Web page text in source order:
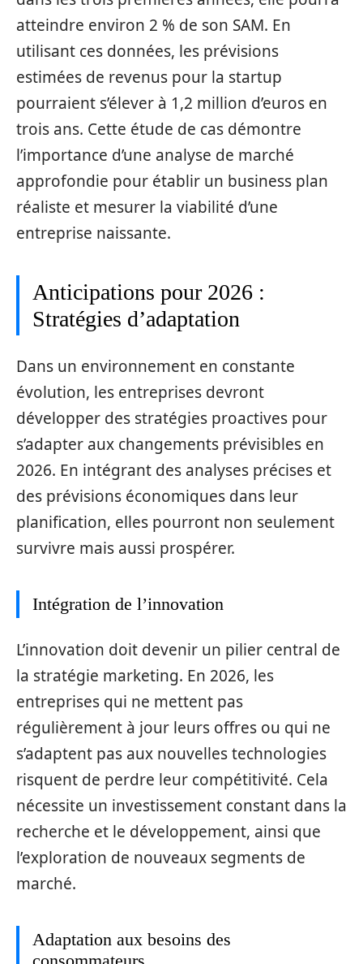
atteindre environ 2 % de son SAM. En
utilisant ces données, les prévisions
estimées de revenus pour la startup
pourraient s’élever à 1,2 million d’euros en
trois ans. Cette étude de cas démontre
l’importance d’une analyse de marché
approfondie pour établir un business plan
réaliste et mesurer la viabilité d’une
entreprise naissante.
Anticipations pour 2026 :
Stratégies d’adaptation
Dans un environnement en constante
évolution, les entreprises devront
développer des stratégies proactives pour
s’adapter aux changements prévisibles en
2026. En intégrant des analyses précises et
des prévisions économiques dans leur
planification, elles pourront non seulement
survivre mais aussi prospérer.
Intégration de l’innovation
L’innovation doit devenir un pilier central de
la stratégie marketing. En 2026, les
entreprises qui ne mettent pas
régulièrement à jour leurs offres ou qui ne
s’adaptent pas aux nouvelles technologies
risquent de perdre leur compétitivité. Cela
nécessite un investissement constant dans la
recherche et le développement, ainsi que
l’exploration de nouveaux segments de
marché.
Adaptation aux besoins des
consommateurs